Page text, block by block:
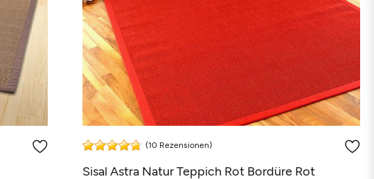
(10 Rezensionen)
Sisal Astra Natur Teppich Rot Bordüre Rot